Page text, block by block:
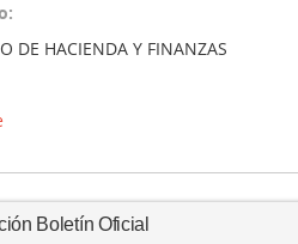
DE HACIENDA Y FINANZAS
Boletín Oficial